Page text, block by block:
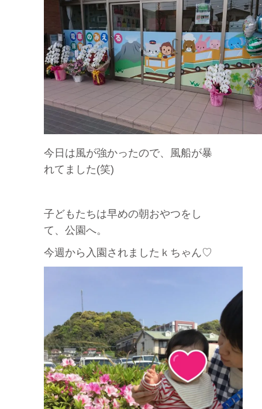
今日は風が強かったので、風船が暴
れてました(笑)
子どもたちは早めの朝おやつをし
て、公園へ。
今週から入園されましたｋちゃん♡